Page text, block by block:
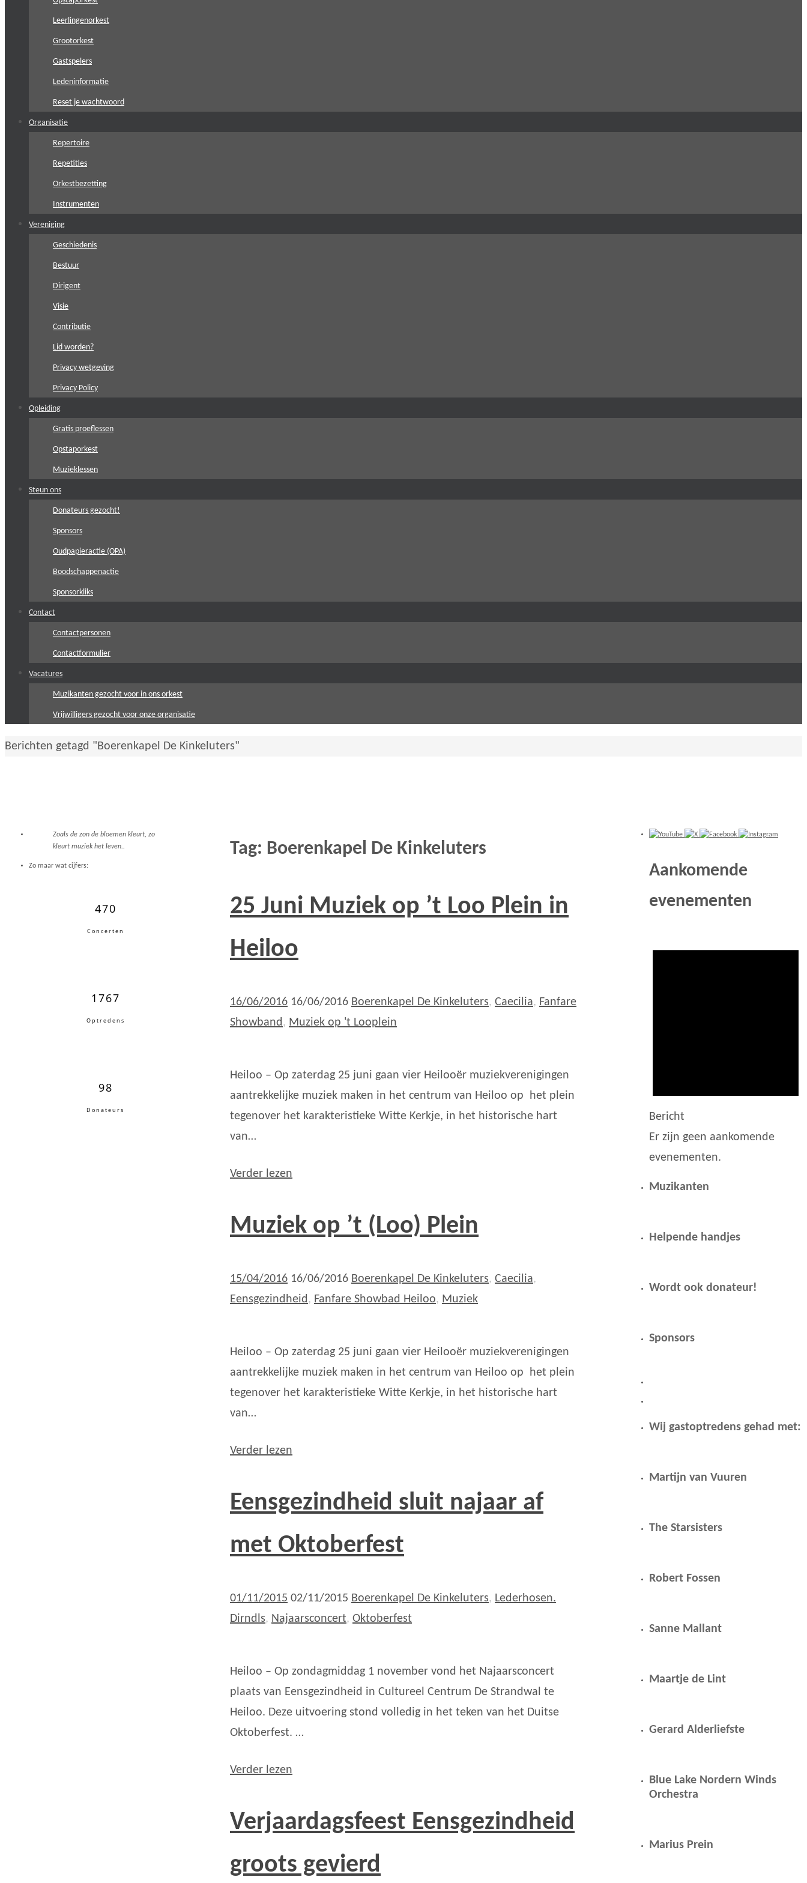
Leerlingenorkest
Grootorkest
Gastspelers
Ledeninformatie
Reset je wachtwoord
Organisatie
Repertoire
Repetities
Orkestbezetting
Instrumenten
Vereniging
Geschiedenis
Bestuur
Dirigent
Visie
Contributie
Lid worden?
Privacy wetgeving
Privacy Policy
Opleiding
Gratis proeflessen
Opstaporkest
Muzieklessen
Steun ons
Donateurs gezocht!
Sponsors
Oudpapieractie (OPA)
Boodschappenactie
Sponsorkliks
Contact
Contactpersonen
Contactformulier
Vacatures
Muzikanten gezocht voor in ons orkest
Vrijwilligers gezocht voor onze organisatie
Home
Berichten getagd "Boerenkapel De Kinkeluters"
Tag: Boerenkapel De Kinkeluters
25 Juni Muziek op ’t Loo Plein in
Heiloo
16/06/2016 16/06/2016 Boerenkapel De Kinkeluters, Caecilia, Fanfare
Showband, Muziek op 't Looplein
Heiloo – Op zaterdag 25 juni gaan vier Heilooër muziekverenigingen
aantrekkelijke muziek maken in het centrum van Heiloo op het plein
tegenover het karakteristieke Witte Kerkje, in het historische hart
van…
Verder lezen
Muziek op ’t (Loo) Plein
15/04/2016 16/06/2016 Boerenkapel De Kinkeluters, Caecilia,
Eensgezindheid , Fanfare Showbad Heiloo, Muziek
Heiloo – Op zaterdag 25 juni gaan vier Heilooër muziekverenigingen
aantrekkelijke muziek maken in het centrum van Heiloo op het plein
tegenover het karakteristieke Witte Kerkje, in het historische hart
van…
Verder lezen
Eensgezindheid sluit najaar af
met Oktoberfest
01/11/2015 02/11/2015 Boerenkapel De Kinkeluters, Lederhosen.
Dirndls, Najaarsconcert, Oktoberfest
Heiloo – Op zondagmiddag 1 november vond het Najaarsconcert
plaats van Eensgezindheid in Cultureel Centrum De Strandwal te
Heiloo. Deze uitvoering stond volledig in het teken van het Duitse
Oktoberfest. …
Verder lezen
Verjaardagsfeest Eensgezindheid
groots gevierd
Zoals de zon de bloemen kleurt, zo
kleurt muziek het leven..
Zo maar wat cijfers:
470
Concerten
1767
Optredens
98
Donateurs
Aankomende
evenementen
Bericht
Er zijn geen aankomende
evenementen.
Muzikanten
Helpende handjes
Wordt ook donateur!
Sponsors
Wij gastoptredens gehad met:
Martijn van Vuuren
The Starsisters
Robert Fossen
Sanne Mallant
Maartje de Lint
Gerard Alderliefste
Blue Lake Nordern Winds
Orchestra
Marius Prein